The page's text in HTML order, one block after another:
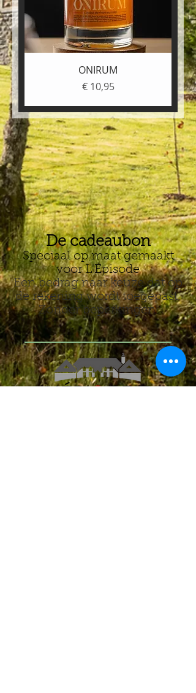
ONIRUM
Prijs
€ 10,95
De cadeaubon
Speciaal op maat gemaakt
voor L'Épisode
Een bedrag naar keuze dat op
de rekening wordt toegepast.
Zonder beperkingen!